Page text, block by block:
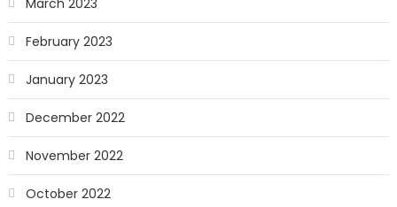
February 2023
January 2023
December 2022
November 2022
October 2022